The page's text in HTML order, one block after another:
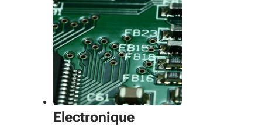
Electronique